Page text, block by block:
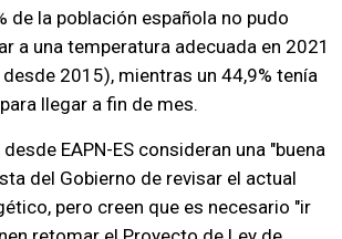
de la población española no pudo
a una temperatura adecuada en 2021
2015), mientras un 44,9% tenía
llegar a fin de mes.
EAPN-ES consideran una "buena
del Gobierno de revisar el actual
pero creen que es necesario "ir